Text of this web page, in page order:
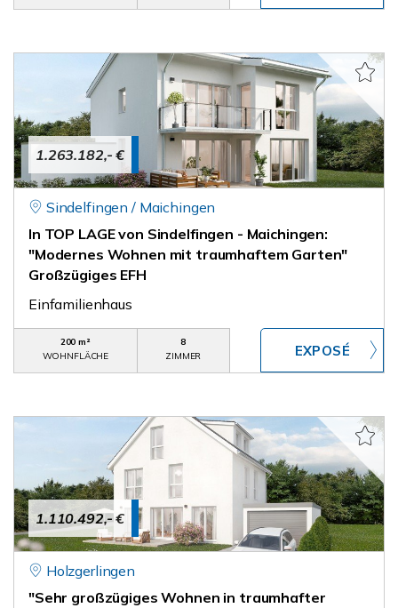
1.263.182,- €
Sindelfingen / Maichingen
In TOP LAGE von Sindelfingen - Maichingen:
"Modernes Wohnen mit traumhaftem Garten"
Großzügiges EFH
Einfamilienhaus
200 m²
WOHNFLÄCHE
8
ZIMMER
1.110.492,- €
Holzgerlingen
"Sehr großzügiges Wohnen in traumhafter